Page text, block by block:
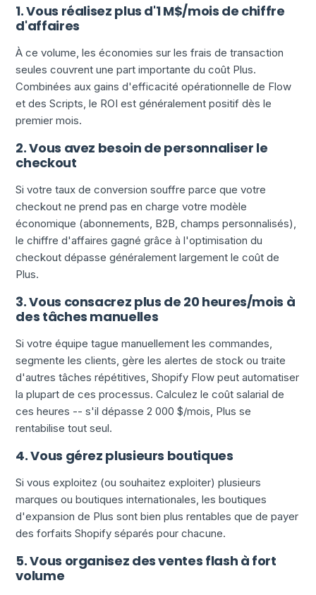
1. Vous réalisez plus d'1 M$/mois de chiffre
d'affaires
À ce volume, les économies sur les frais de transaction
seules couvrent une part importante du coût Plus.
Combinées aux gains d'efficacité opérationnelle de Flow
et des Scripts, le ROI est généralement positif dès le
premier mois.
2. Vous avez besoin de personnaliser le
checkout
Si votre taux de conversion souffre parce que votre
checkout ne prend pas en charge votre modèle
économique (abonnements, B2B, champs personnalisés),
le chiffre d'affaires gagné grâce à l'optimisation du
checkout dépasse généralement largement le coût de
Plus.
3. Vous consacrez plus de 20 heures/mois à
des tâches manuelles
Si votre équipe tague manuellement les commandes,
segmente les clients, gère les alertes de stock ou traite
d'autres tâches répétitives, Shopify Flow peut automatiser
la plupart de ces processus. Calculez le coût salarial de
ces heures -- s'il dépasse 2 000 $/mois, Plus se
rentabilise tout seul.
4. Vous gérez plusieurs boutiques
Si vous exploitez (ou souhaitez exploiter) plusieurs
marques ou boutiques internationales, les boutiques
d'expansion de Plus sont bien plus rentables que de payer
des forfaits Shopify séparés pour chacune.
5. Vous organisez des ventes flash à fort
volume